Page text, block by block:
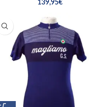
139,95€